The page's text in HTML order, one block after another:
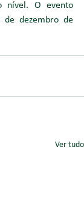
nível. O evento
dezembro de
Ver tudo